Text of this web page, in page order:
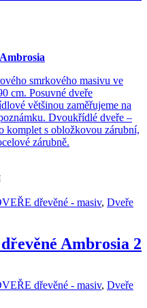
smrkového masivu ve
cm. Posuvné dveře
většinou zaměřujeme na
Dvoukřídlé dveře –
komplet s obložkovou zárubní,
zárubně.
dřevěné - masiv, Dveře
Ambrosia 2
dřevěné - masiv, Dveře